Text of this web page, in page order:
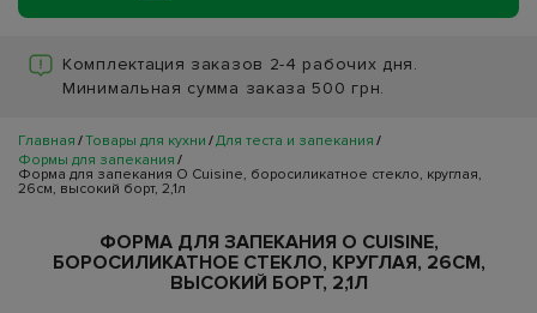
Комплектация заказов 2-4 рабочих дня.
Минимальная сумма заказа 500 грн.
Главная Товары для кухни Для теста и запекания
Формы для запекания
Форма для запекания O Cuisine, боросиликатное стекло, круглая,
26см, высокий борт, 2,1л
ФОРМА ДЛЯ ЗАПЕКАНИЯ O CUISINE,
БОРОСИЛИКАТНОЕ СТЕКЛО, КРУГЛАЯ, 26СМ,
ВЫСОКИЙ БОРТ, 2,1Л